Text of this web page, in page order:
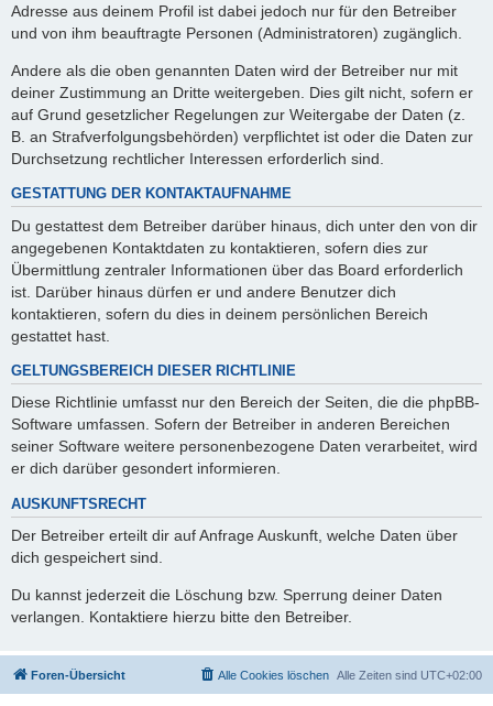
Adresse aus deinem Profil ist dabei jedoch nur für den Betreiber
und von ihm beauftragte Personen (Administratoren) zugänglich.
Andere als die oben genannten Daten wird der Betreiber nur mit
deiner Zustimmung an Dritte weitergeben. Dies gilt nicht, sofern er
auf Grund gesetzlicher Regelungen zur Weitergabe der Daten (z.
B. an Strafverfolgungsbehörden) verpflichtet ist oder die Daten zur
Durchsetzung rechtlicher Interessen erforderlich sind.
GESTATTUNG DER KONTAKTAUFNAHME
Du gestattest dem Betreiber darüber hinaus, dich unter den von dir
angegebenen Kontaktdaten zu kontaktieren, sofern dies zur
Übermittlung zentraler Informationen über das Board erforderlich
ist. Darüber hinaus dürfen er und andere Benutzer dich
kontaktieren, sofern du dies in deinem persönlichen Bereich
gestattet hast.
GELTUNGSBEREICH DIESER RICHTLINIE
Diese Richtlinie umfasst nur den Bereich der Seiten, die die phpBB-
Software umfassen. Sofern der Betreiber in anderen Bereichen
seiner Software weitere personenbezogene Daten verarbeitet, wird
er dich darüber gesondert informieren.
AUSKUNFTSRECHT
Der Betreiber erteilt dir auf Anfrage Auskunft, welche Daten über
dich gespeichert sind.
Du kannst jederzeit die Löschung bzw. Sperrung deiner Daten
verlangen. Kontaktiere hierzu bitte den Betreiber.
Foren-Übersicht Alle Zeiten sind UTC+02:00
Alle Cookies löschen